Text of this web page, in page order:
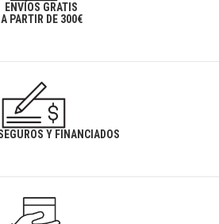
ENVÍOS GRATIS
A PARTIR DE 300€
Y FINANCIADOS